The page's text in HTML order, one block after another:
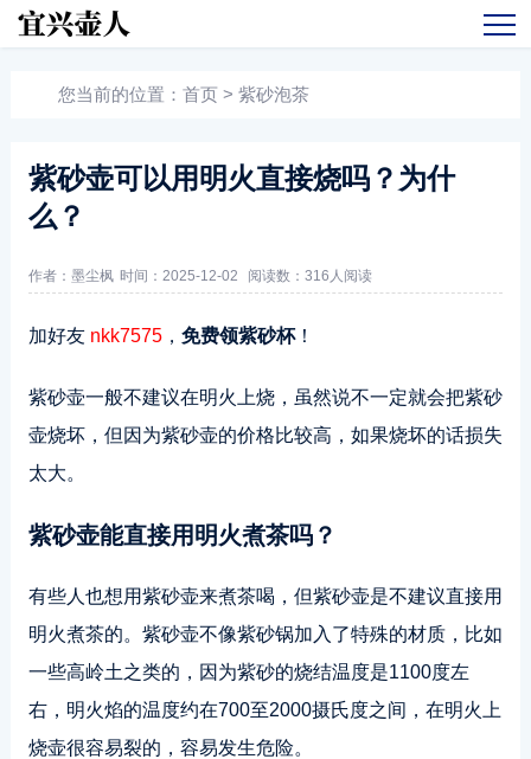
您当前的位置： 首页 > 紫砂泡茶
紫砂壶可以用明火直接烧吗？为什
么？
作者：墨尘枫 时间：2025-12-02 阅读数： 316人阅读
加好友 nkk7575， 免费领紫砂杯！
紫砂壶一般不建议在明火上烧，虽然说不一定就会把紫砂
壶烧坏，但因为紫砂壶的价格比较高，如果烧坏的话损失
太大。
紫砂壶能直接用明火煮茶吗？
有些人也想用紫砂壶来煮茶喝，但紫砂壶是不建议直接用
明火煮茶的。紫砂壶不像紫砂锅加入了特殊的材质，比如
一些高岭土之类的，因为紫砂的烧结温度是1100度左
右，明火焰的温度约在700至2000摄氏度之间，在明火上
烧壶很容易裂的，容易发生危险。